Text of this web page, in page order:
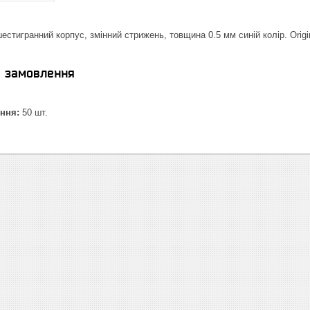
корпус, змінний стрижень, товщина 0.5 мм синій колір.
замовлення
50 шт.